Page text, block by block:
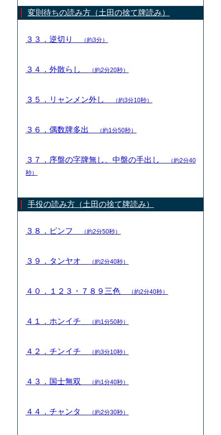
変則待ちの読み方（土田の捨て牌読み）
３３．逆切り （約3分）
３４．外散らし （約2分20秒）
３５．リャンメン外し （約3分10秒）
３６．偶数牌多出 （約1分50秒）
３７．序盤の字牌無し、中盤の手出し
（約2分40
秒）
手役の読み方（土田の捨て牌読み）
３８．ピンフ （約2分50秒）
３９．タンヤオ （約2分40秒）
４０．１２３・７８９三色 （約2分40秒）
４１．ホンイチ （約1分50秒）
４２．チンイチ （約3分10秒）
４３．国士無双 （約1分40秒）
４４．チャンタ （約2分30秒）